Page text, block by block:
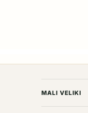
MALI VELIKI